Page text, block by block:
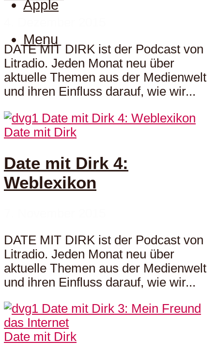
Apple
Menu
DATE MIT DIRK ist der Podcast von
Litradio. Jeden Monat neu über
aktuelle Themen aus der Medienwelt
und ihren Einfluss darauf, wie wir...
Date mit Dirk
Date mit Dirk 4:
Weblexikon
DATE MIT DIRK ist der Podcast von
Litradio. Jeden Monat neu über
aktuelle Themen aus der Medienwelt
und ihren Einfluss darauf, wie wir...
Date mit Dirk